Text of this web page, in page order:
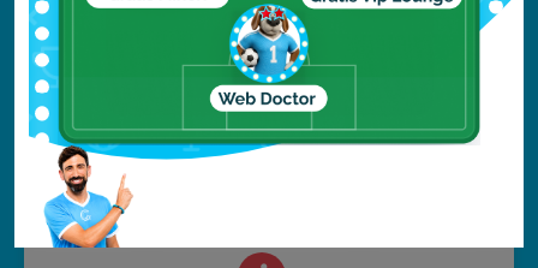
e più avventuroso, pur trovandosi sempre
nella zona di Novalja, nota come la “Ibiza
della Croazia”.